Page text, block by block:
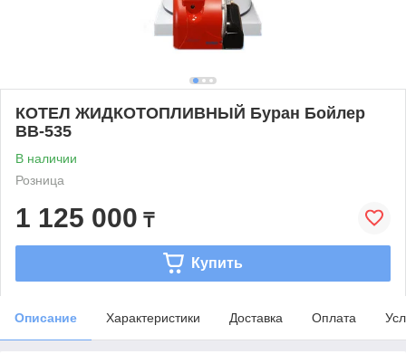
КОТЕЛ ЖИДКОТОПЛИВНЫЙ Буран Бойлер
BB-535
В наличии
Розница
1 125 000 ₸
Купить
Описание Характеристики Доставка Оплата